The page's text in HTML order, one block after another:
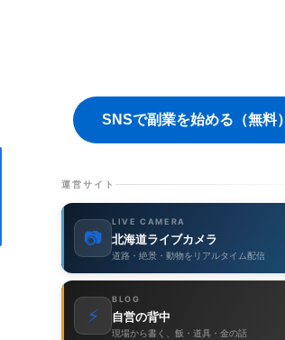
SNSで副業を始める（無料）
運営サイト
📷
LIVE CAMERA
北海道ライブカメラ
道路・絶景・動物をリアルタイム配信
⚡
BLOG
自営の背中
現場から書く、飯・道具・金の話